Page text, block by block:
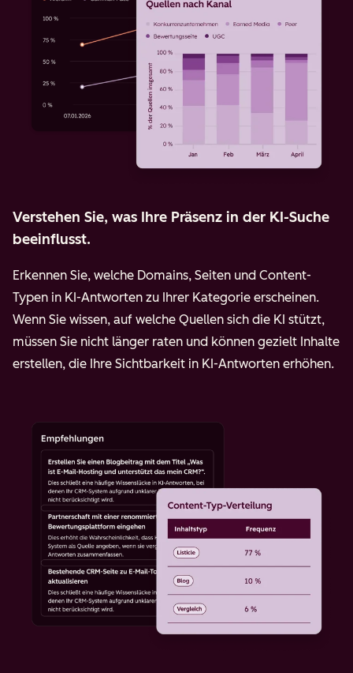
Verstehen Sie, was Ihre Präsenz in der KI-Suche
beeinflusst.
Erkennen Sie, welche Domains, Seiten und Content-
Typen in KI-Antworten zu Ihrer Kategorie erscheinen.
Wenn Sie wissen, auf welche Quellen sich die KI stützt,
müssen Sie nicht länger raten und können gezielt Inhalte
erstellen, die Ihre Sichtbarkeit in KI-Antworten erhöhen.